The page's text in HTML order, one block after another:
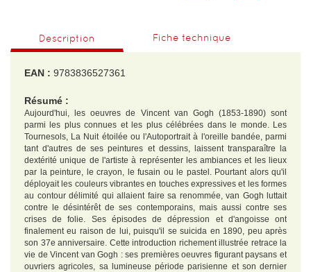
Description Fiche technique
EAN : 9783836527361
Résumé :
Aujourd'hui, les oeuvres de Vincent van Gogh (1853-1890) sont
parmi les plus connues et les plus célébrées dans le monde. Les
Tournesols, La Nuit étoilée ou l'Autoportrait à l'oreille bandée, parmi
tant d'autres de ses peintures et dessins, laissent transparaître la
dextérité unique de l'artiste à représenter les ambiances et les lieux
par la peinture, le crayon, le fusain ou le pastel. Pourtant alors qu'il
déployait les couleurs vibrantes en touches expressives et les formes
au contour délimité qui allaient faire sa renommée, van Gogh luttait
contre le désintérêt de ses contemporains, mais aussi contre ses
crises de folie. Ses épisodes de dépression et d'angoisse ont
finalement eu raison de lui, puisqu'il se suicida en 1890, peu après
son 37e anniversaire. Cette introduction richement illustrée retrace la
vie de Vincent van Gogh : ses premières oeuvres figurant paysans et
ouvriers agricoles, sa lumineuse période parisienne et son dernier